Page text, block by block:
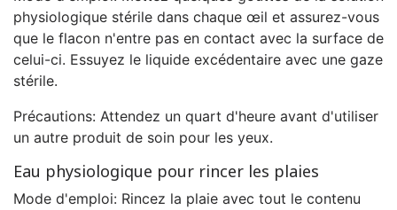
physiologique stérile dans chaque œil et assurez-vous
que le flacon n'entre pas en contact avec la surface de
celui-ci. Essuyez le liquide excédentaire avec une gaze
stérile.
Précautions: Attendez un quart d'heure avant d'utiliser
un autre produit de soin pour les yeux.
Eau physiologique pour rincer les plaies
Mode d'emploi: Rincez la plaie avec tout le contenu